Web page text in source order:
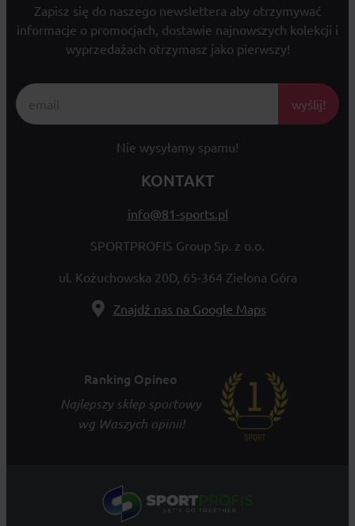
Zapisz się do naszego newslettera aby otrzymywać
informacje o promocjach, dostawie najnowszych kolekcji i
wyprzedażach otrzymasz jako pierwszy!
wyślij!
Nie wysyłamy spamu!
KONTAKT
info@81-sports.pl
SPORTPROFIS Group Sp. z o.o.
ul. Kożuchowska 20D, 65-364 Zielona Góra
Znajdź nas na Google Maps
Ranking Opineo
Najlepszy sklep sportowy
wg Waszych opinii!